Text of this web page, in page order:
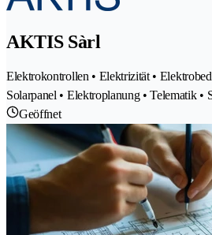
AKTIS Sàrl
Elektrokontrollen • Elektrizität •
Solarpanel • Elektroplanung • Telematik •
Geöffnet